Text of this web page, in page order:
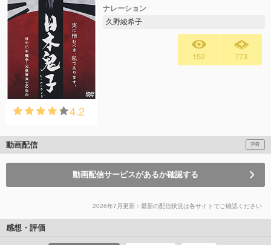
4.2
ナレーション
久野綾希子
152 773
動画配信 PR
動画配信サービスがあるか確認する
2026年7月更新：最新の配信状況は各サイトでご確認ください
感想・評価